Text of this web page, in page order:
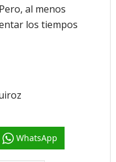
al menos
los tiempos
WhatsApp